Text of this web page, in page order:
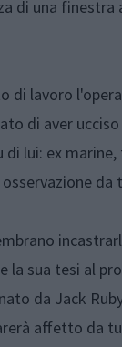
di una
lavoro
di aver
lui: ex
da
la sua tesi al
da Jack
affetto da